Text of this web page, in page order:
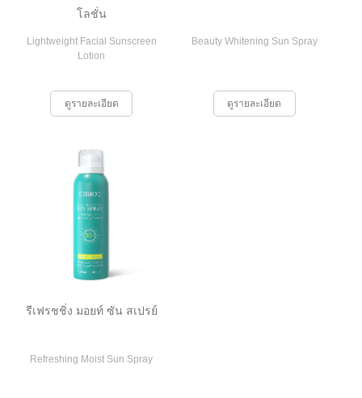
โลชั่น
Lightweight Facial Sunscreen
Lotion
ดูรายละเอียด
Beauty Whitening Sun Spray
ดูรายละเอียด
รีเฟรชชิ่ง มอยท์ ซัน สเปรย์
Refreshing Moist Sun Spray